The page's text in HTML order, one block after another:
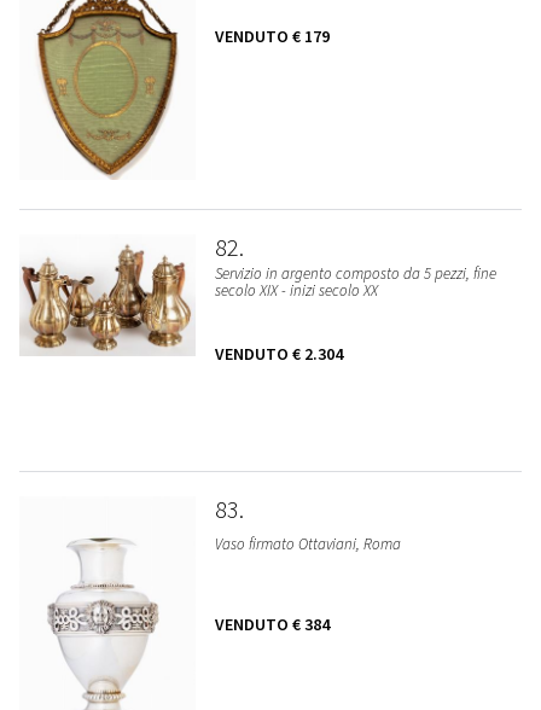
VENDUTO € 179
82
Servizio in argento composto da 5 pezzi, fine
secolo XIX - inizi secolo XX
VENDUTO € 2.304
83
Vaso firmato Ottaviani, Roma
VENDUTO € 384